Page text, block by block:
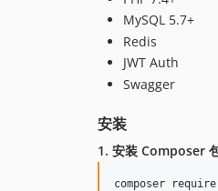
MySQL 5.7+
Redis
JWT Auth
Swagger
安装
1. 安装 Composer
composer